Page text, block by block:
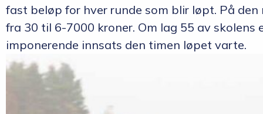
fast beløp for hver runde som blir løpt. På
fra 30 til 6-7000 kroner. Om lag 55 av skolens
imponerende innsats den timen løpet varte.